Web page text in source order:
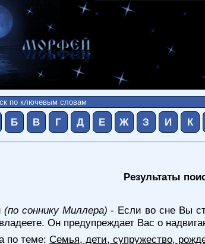
Б В Г Д Е Ж З И К
Результаты
(по соннику Миллера) - Если во сне Вы
Он предупреждает Вас о
по теме: Семья, дети, супружество,